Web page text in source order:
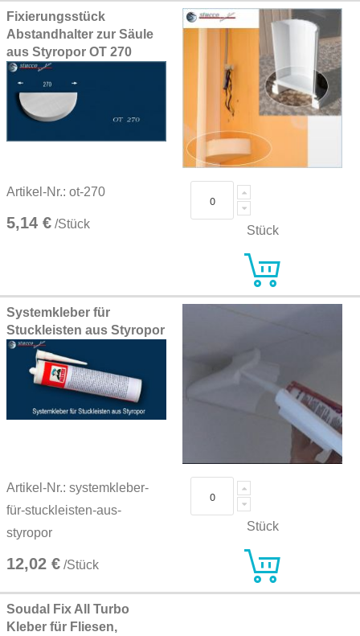
Fixierungsstück
Abstandhalter zur Säule
aus Styropor OT 270
Artikel-Nr.: ot-270
5,14 € /Stück Stück
Systemkleber für
Stuckleisten aus Styropor
Artikel-Nr.: systemkleber-
für-stuckleisten-aus-
styropor
12,02 € /Stück
Stück
Soudal Fix All Turbo
Kleber für Fliesen,